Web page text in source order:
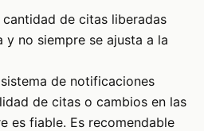
de citas liberadas
y no siempre se ajusta a la
de notificaciones
de citas o cambios en las
es fiable. Es recomendable